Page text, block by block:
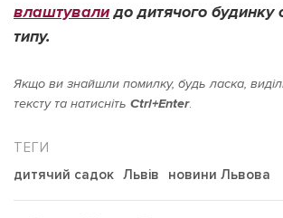
влаштувалидо дитячого будинку
типу.
Якщо ви знайшли помилку, будь ласка,
тексту та натисніть Ctrl+Enter.
дитячий садок Львів новини Львова